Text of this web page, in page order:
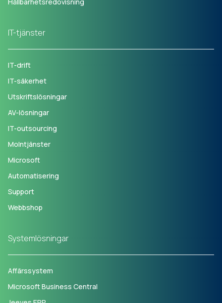
Hållbarhetsredovisning
IT-tjänster
IT-drift
IT-säkerhet
Utskriftslösningar
AV-lösningar
IT-outsourcing
Molntjänster
Microsoft
Automatisering
Support
Webbshop
Systemlösningar
Affärssystem
Microsoft Business Central